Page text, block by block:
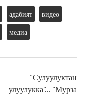
адабият
видео
медиа
“Сулуулуктан
улуулукка”… “Мурза